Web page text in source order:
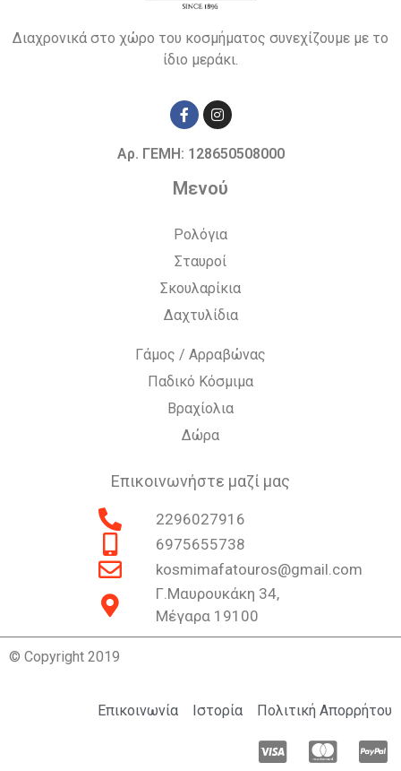
Διαχρονικά στο χώρο του κοσμήματος συνεχίζουμε με το
ίδιο μεράκι.
Αρ. ΓΕΜΗ: 128650508000
Μενού
Ρολόγια
Σταυροί
Σκουλαρίκια
Δαχτυλίδια
Γάμος / Αρραβώνας
Παδικό Κόσμιμα
Βραχίολια
Δώρα
Επικοινωνήστε μαζί μας
2296027916
6975655738
kosmimafatouros@gmail.com
Γ.Μαυρουκάκη 34,
Μέγαρα 19100
© Copyright 2019
Επικοινωνία Ιστορία Πολιτική Απορρήτου